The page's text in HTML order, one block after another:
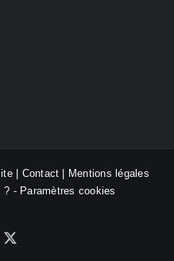
| Contact
Mentions légales
? - Paramètres cookies